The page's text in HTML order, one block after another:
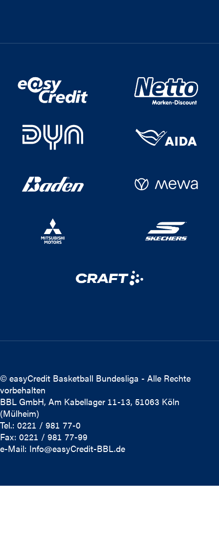
© easyCredit Basketball Bundesliga - Alle Rechte
vorbehalten
BBL GmbH, Am Kabellager 11-13, 51063 Köln
(Mülheim)
Tel.: 0221 / 981 77-0
Fax: 0221 / 981 77-99
e-Mail: Info@easyCredit-BBL.de